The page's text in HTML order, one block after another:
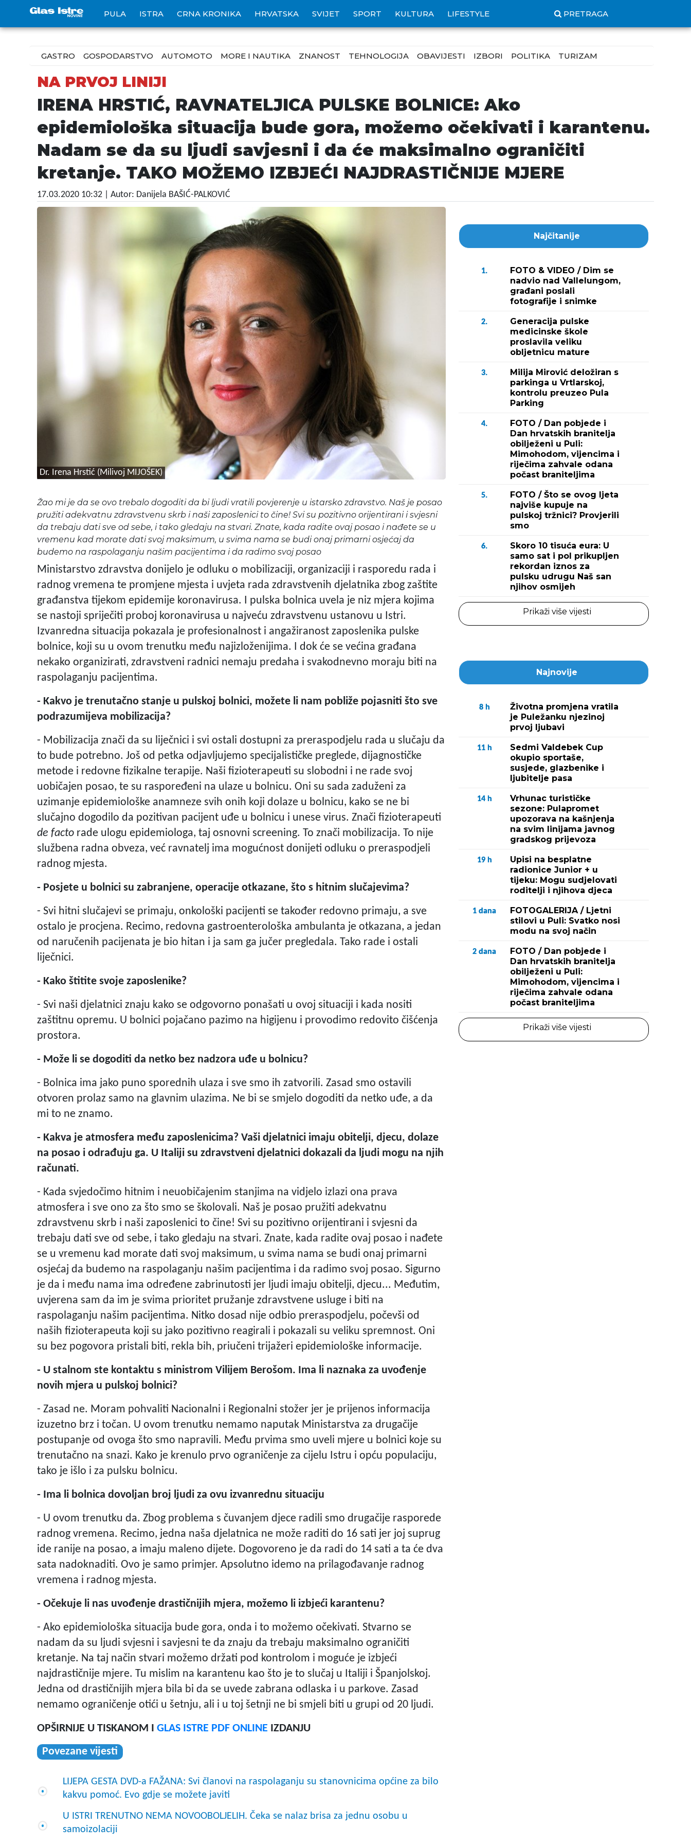
PULA ISTRA CRNA KRONIKA HRVATSKA SVIJET SPORT KULTURA LIFESTYLE PRETRAGA
GASTRO GOSPODARSTVO AUTOMOTO MORE I NAUTIKA ZNANOST TEHNOLOGIJA OBAVIJESTI IZBORI POLITIKA TURIZAM
NA PRVOJ LINIJI
IRENA HRSTIĆ, RAVNATELJICA PULSKE BOLNICE: Ako
epidemiološka situacija bude gora, možemo očekivati i karantenu.
Nadam se da su ljudi savjesni i da će maksimalno ograničiti
kretanje. TAKO MOŽEMO IZBJEĆI NAJDRASTIČNIJE MJERE
17.03.2020 10:32 | Autor: Danijela BAŠIĆ-PALKOVIĆ
Dr. Irena Hrstić (Milivoj MIJOŠEK)
Žao mi je da se ovo trebalo dogoditi da bi ljudi vratili povjerenje u istarsko zdravstvo. Naš je posao
pružiti adekvatnu zdravstvenu skrb i naši zaposlenici to čine! Svi su pozitivno orijentirani i svjesni
da trebaju dati sve od sebe, i tako gledaju na stvari. Znate, kada radite ovaj posao i nađete se u
vremenu kad morate dati svoj maksimum, u svima nama se budi onaj primarni osjećaj da
budemo na raspolaganju našim pacijentima i da radimo svoj posao
Ministarstvo zdravstva donijelo je odluku o mobilizaciji, organizaciji i rasporedu rada i
radnog vremena te promjene mjesta i uvjeta rada zdravstvenih djelatnika zbog zaštite
građanstva tijekom epidemije koronavirusa. I pulska bolnica uvela je niz mjera kojima
se nastoji spriječiti proboj koronavirusa u najveću zdravstvenu ustanovu u Istri.
Izvanredna situacija pokazala je profesionalnost i angažiranost zaposlenika pulske
bolnice, koji su u ovom trenutku među najizloženijima. I dok će se većina građana
nekako organizirati, zdravstveni radnici nemaju predaha i svakodnevno moraju biti na
raspolaganju pacijentima.
- Kakvo je trenutačno stanje u pulskoj bolnici, možete li nam pobliže pojasniti što sve
podrazumijeva mobilizacija?
- Mobilizacija znači da su liječnici i svi ostali dostupni za preraspodjelu rada u slučaju da
to bude potrebno. Još od petka odjavljujemo specijalističke preglede, dijagnostičke
metode i redovne fizikalne terapije. Naši fizioterapeuti su slobodni i ne rade svoj
uobičajen posao, te su raspoređeni na ulaze u bolnicu. Oni su sada zaduženi za
uzimanje epidemiološke anamneze svih onih koji dolaze u bolnicu, kako se ne bi
slučajno dogodilo da pozitivan pacijent uđe u bolnicu i unese virus. Znači fizioterapeuti
de facto rade ulogu epidemiologa, taj osnovni screening. To znači mobilizacija. To nije
službena radna obveza, već ravnatelj ima mogućnost donijeti odluku o preraspodjeli
radnog mjesta.
- Posjete u bolnici su zabranjene, operacije otkazane, što s hitnim slučajevima?
- Svi hitni slučajevi se primaju, onkološki pacijenti se također redovno primaju, a sve
ostalo je procjena. Recimo, redovna gastroenterološka ambulanta je otkazana, a jedan
od naručenih pacijenata je bio hitan i ja sam ga jučer pregledala. Tako rade i ostali
liječnici.
- Kako štitite svoje zaposlenike?
- Svi naši djelatnici znaju kako se odgovorno ponašati u ovoj situaciji i kada nositi
zaštitnu opremu. U bolnici pojačano pazimo na higijenu i provodimo redovito čišćenja
prostora.
- Može li se dogoditi da netko bez nadzora uđe u bolnicu?
- Bolnica ima jako puno sporednih ulaza i sve smo ih zatvorili. Zasad smo ostavili
otvoren prolaz samo na glavnim ulazima. Ne bi se smjelo dogoditi da netko uđe, a da
mi to ne znamo.
- Kakva je atmosfera među zaposlenicima? Vaši djelatnici imaju obitelji, djecu, dolaze
na posao i odrađuju ga. U Italiji su zdravstveni djelatnici dokazali da ljudi mogu na njih
računati.
- Kada svjedočimo hitnim i neuobičajenim stanjima na vidjelo izlazi ona prava
atmosfera i sve ono za što smo se školovali. Naš je posao pružiti adekvatnu
zdravstvenu skrb i naši zaposlenici to čine! Svi su pozitivno orijentirani i svjesni da
trebaju dati sve od sebe, i tako gledaju na stvari. Znate, kada radite ovaj posao i nađete
se u vremenu kad morate dati svoj maksimum, u svima nama se budi onaj primarni
osjećaj da budemo na raspolaganju našim pacijentima i da radimo svoj posao. Sigurno
je da i među nama ima određene zabrinutosti jer ljudi imaju obitelji, djecu... Međutim,
uvjerena sam da im je svima prioritet pružanje zdravstvene usluge i biti na
raspolaganju našim pacijentima. Nitko dosad nije odbio preraspodjelu, počevši od
naših fizioterapeuta koji su jako pozitivno reagirali i pokazali su veliku spremnost. Oni
su bez pogovora pristali biti, rekla bih, priučeni trijažeri epidemiološke informacije.
- U stalnom ste kontaktu s ministrom Vilijem Berošom. Ima li naznaka za uvođenje
novih mjera u pulskoj bolnici?
- Zasad ne. Moram pohvaliti Nacionalni i Regionalni stožer jer je prijenos informacija
izuzetno brz i točan. U ovom trenutku nemamo naputak Ministarstva za drugačije
postupanje od ovoga što smo napravili. Među prvima smo uveli mjere u bolnici koje su
trenutačno na snazi. Kako je krenulo prvo ograničenje za cijelu Istru i opću populaciju,
tako je išlo i za pulsku bolnicu.
- Ima li bolnica dovoljan broj ljudi za ovu izvanrednu situaciju
- U ovom trenutku da. Zbog problema s čuvanjem djece radili smo drugačije rasporede
radnog vremena. Recimo, jedna naša djelatnica ne može raditi do 16 sati jer joj suprug
ide ranije na posao, a imaju maleno dijete. Dogovoreno je da radi do 14 sati a ta će dva
sata nadoknaditi. Ovo je samo primjer. Apsolutno idemo na prilagođavanje radnog
vremena i radnog mjesta.
- Očekuje li nas uvođenje drastičnijih mjera, možemo li izbjeći karantenu?
- Ako epidemiološka situacija bude gora, onda i to možemo očekivati. Stvarno se
nadam da su ljudi svjesni i savjesni te da znaju da trebaju maksimalno ograničiti
kretanje. Na taj način stvari možemo držati pod kontrolom i moguće je izbjeći
najdrastičnije mjere. Tu mislim na karantenu kao što je to slučaj u Italiji i Španjolskoj.
Jedna od drastičnijih mjera bila bi da se uvede zabrana odlaska i u parkove. Zasad
nemamo ograničenje otići u šetnju, ali i u toj šetnji ne bi smjeli biti u grupi od 20 ljudi.
OPŠIRNIJE U TISKANOM I GLAS ISTRE PDF ONLINE IZDANJU
Povezane vijesti
LIJEPA GESTA DVD-a FAŽANA: Svi članovi na raspolaganju su stanovnicima općine za bilo
kakvu pomoć. Evo gdje se možete javiti
U ISTRI TRENUTNO NEMA NOVOOBOLJELIH. Čeka se nalaz brisa za jednu osobu u
samoizolaciji
Najčitanije
1.
FOTO & VIDEO / Dim se
nadvio nad Vallelungom,
građani poslali
fotografije i snimke
2.
Generacija pulske
medicinske škole
proslavila veliku
obljetnicu mature
3.
Milija Mirović deložiran s
parkinga u Vrtlarskoj,
kontrolu preuzeo Pula
Parking
4.
FOTO / Dan pobjede i
Dan hrvatskih branitelja
obilježeni u Puli:
Mimohodom, vijencima i
riječima zahvale odana
počast braniteljima
5.
FOTO / Što se ovog ljeta
najviše kupuje na
pulskoj tržnici? Provjerili
smo
6.
Skoro 10 tisuća eura: U
samo sat i pol prikupljen
rekordan iznos za
pulsku udrugu Naš san
njihov osmijeh
Prikaži više vijesti
Najnovije
8 h
Životna promjena vratila
je Puležanku njezinoj
prvoj ljubavi
11 h
Sedmi Valdebek Cup
okupio sportaše,
susjede, glazbenike i
ljubitelje pasa
14 h
Vrhunac turističke
sezone: Pulapromet
upozorava na kašnjenja
na svim linijama javnog
gradskog prijevoza
19 h
Upisi na besplatne
radionice Junior + u
tijeku: Mogu sudjelovati
roditelji i njihova djeca
1 dana
FOTOGALERIJA / Ljetni
stilovi u Puli: Svatko nosi
modu na svoj način
2 dana
FOTO / Dan pobjede i
Dan hrvatskih branitelja
obilježeni u Puli:
Mimohodom, vijencima i
riječima zahvale odana
počast braniteljima
Prikaži više vijesti